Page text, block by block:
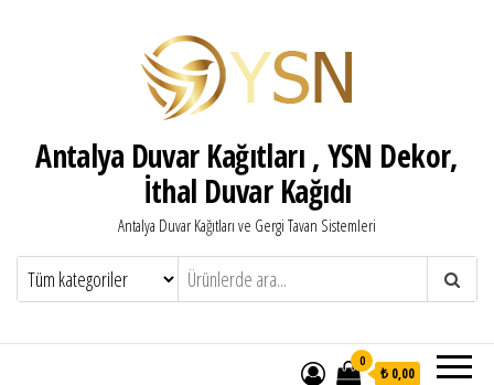
Antalya Duvar Kağıtları , YSN Dekor,
İthal Duvar Kağıdı
Antalya Duvar Kağıtları ve Gergi Tavan Sistemleri
0
₺ 0,00